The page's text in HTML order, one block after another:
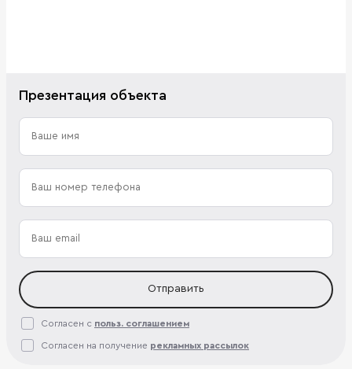
Презентация объекта
Отправить
Согласен с польз. соглашением
Согласен на получение рекламных рассылок